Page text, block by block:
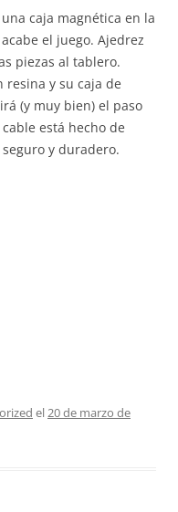
caja magnética en la
el juego. Ajedrez
piezas al tablero.
resina y su caja de
(y muy bien) el paso
está hecho de
y duradero.
el20 de marzo de